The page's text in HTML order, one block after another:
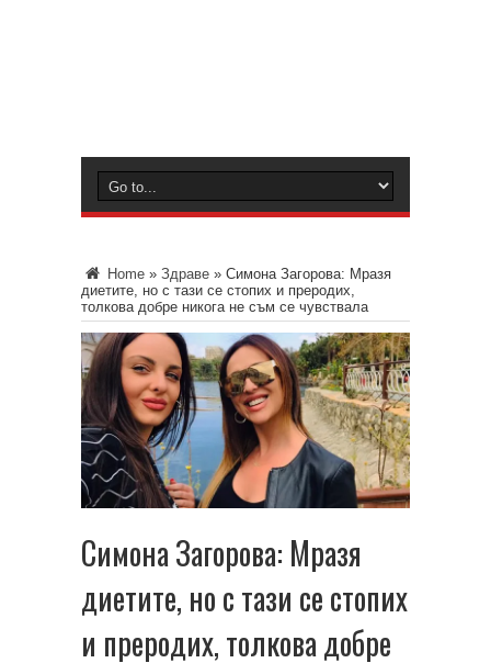
Home » Здраве » Симона Загорова: Мразя
диетите, но с тази се стопих и преродих,
толкова добре никога не съм се чувствала
Симона Загорова: Мразя
диетите, но с тази се стопих
и преродих, толкова добре